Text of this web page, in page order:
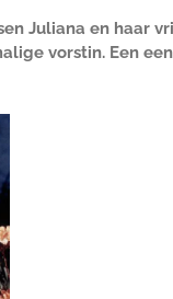
Juliana en haar
vorstin. Een